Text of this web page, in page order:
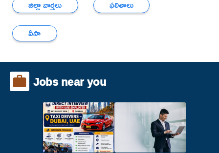
జిల్లా వార్తలు
ఫలితాలు
వీసా
Jobs near you